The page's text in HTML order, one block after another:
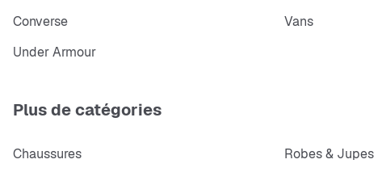
Converse
Vans
Under Armour
Plus de catégories
Chaussures Robes & Jupes